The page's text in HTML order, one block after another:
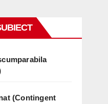
(Contingent